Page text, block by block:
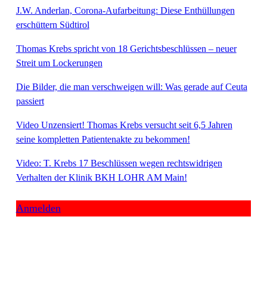
J.W. Anderlan, Corona-Aufarbeitung: Diese Enthüllungen
erschüttern Südtirol
Thomas Krebs spricht von 18 Gerichtsbeschlüssen – neuer
Streit um Lockerungen
Die Bilder, die man verschweigen will: Was gerade auf Ceuta
passiert
Video Unzensiert! Thomas Krebs versucht seit 6,5 Jahren
seine kompletten Patientenakte zu bekommen!
Video: T. Krebs 17 Beschlüssen wegen rechtswidrigen
Verhalten der Klinik BKH LOHR AM Main!
Anmelden